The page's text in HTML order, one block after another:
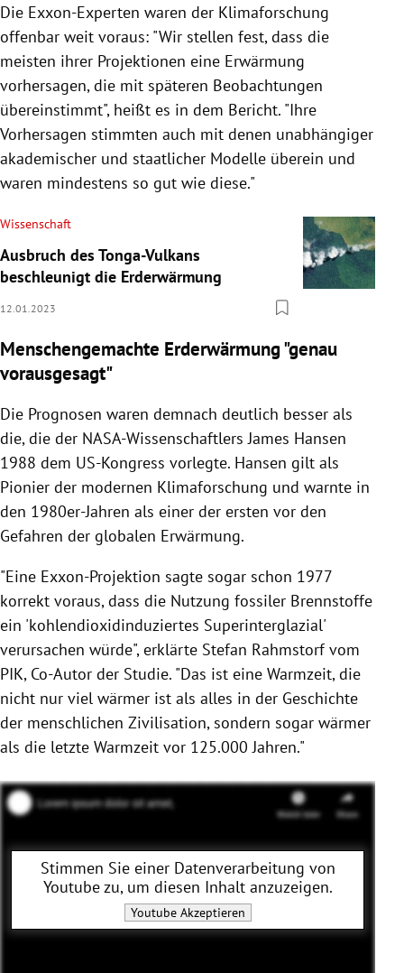
Die Exxon-Experten waren der Klimaforschung
offenbar weit voraus: "Wir stellen fest, dass die
meisten ihrer Projektionen eine Erwärmung
vorhersagen, die mit späteren Beobachtungen
übereinstimmt", heißt es in dem Bericht. "Ihre
Vorhersagen stimmten auch mit denen unabhängiger
akademischer und staatlicher Modelle überein und
waren mindestens so gut wie diese."
Wissenschaft
Ausbruch des Tonga-Vulkans
beschleunigt die Erderwärmung
12.01.2023
Menschengemachte Erderwärmung "genau
vorausgesagt"
Die Prognosen waren demnach deutlich besser als
die, die der NASA-Wissenschaftlers James Hansen
1988 dem US-Kongress vorlegte. Hansen gilt als
Pionier der modernen Klimaforschung und warnte in
den 1980er-Jahren als einer der ersten vor den
Gefahren der globalen Erwärmung.
"Eine Exxon-Projektion sagte sogar schon 1977
korrekt voraus, dass die Nutzung fossiler Brennstoffe
ein 'kohlendioxidinduziertes Superinterglazial'
verursachen würde", erklärte Stefan Rahmstorf vom
PIK, Co-Autor der Studie. "Das ist eine Warmzeit, die
nicht nur viel wärmer ist als alles in der Geschichte
der menschlichen Zivilisation, sondern sogar wärmer
als die letzte Warmzeit vor 125.000 Jahren."
Stimmen Sie einer Datenverarbeitung von
Youtubezu, um diesen Inhalt anzuzeigen.
YoutubeAkzeptieren